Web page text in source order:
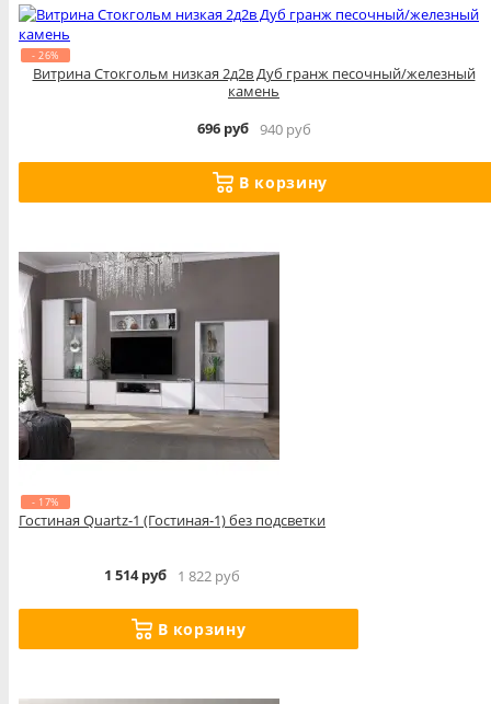
- 26%
Витрина Стокгольм низкая 2д2в Дуб гранж песочный/железный
камень
696 руб 940 руб
В корзину
- 17%
Гостиная Quartz-1 (Гостиная-1) без подсветки
1 514 руб 1 822 руб
В корзину